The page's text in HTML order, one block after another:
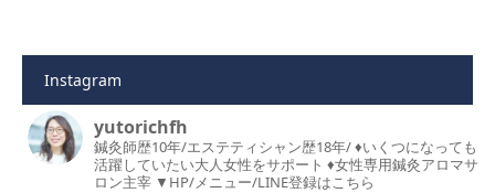
Instagram
yutorichfh
鍼灸師歴10年/エステティシャン歴18年/♦︎いくつになっても
活躍していたい大人女性をサポート ♦︎女性専用鍼灸アロマサ
ロン主宰 ▼HP/メニュー/LINE登録はこちら